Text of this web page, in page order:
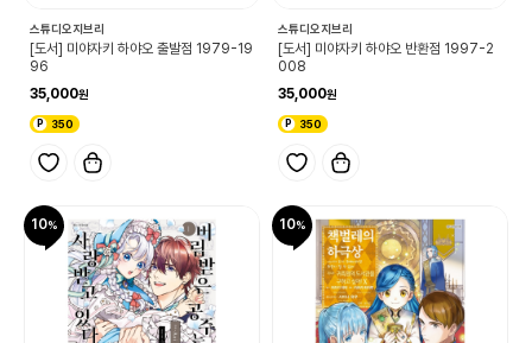
스튜디오지브리
[도서] 미야자키 하야오 출발점 1979-19
96
35,000
350
스튜디오지브리
[도서] 미야자키 하야오 반환점 1997-2
008
35,000
350
10 10